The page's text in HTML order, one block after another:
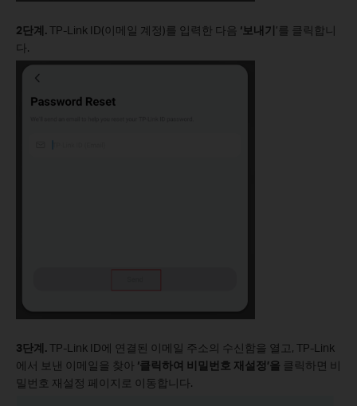
2단계.TP-Link ID(이메일 계정)를 입력한 다음 ‘보내기’를 클릭합니
다.
3단계.TP-Link ID에 연결된 이메일 주소의 수신함을 열고, TP-Link
에서 보낸 이메일을 찾아 ‘클릭하여 비밀번호 재설정’을 클릭하면 비
밀번호 재설정 페이지로 이동합니다.